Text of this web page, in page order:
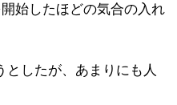
始したほどの気合の入れ
としたが、あまりにも人